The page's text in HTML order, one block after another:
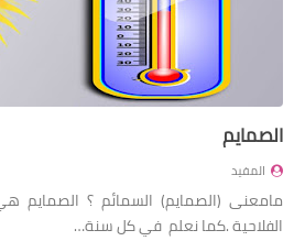
الصمايم
المفيد
مامعنى (الصمايم) السمائم ؟ الصمايم
الفلاحية .كما نعلم في كل سنة…